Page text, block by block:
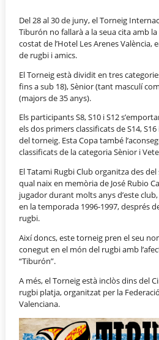
Del 28 al 30 de juny, el Torneig
Tiburón no fallarà a la seua cita amb
costat de l’Hotel Les Arenes València,
de rugbi i amics.
El Torneig està dividit en tres
fins asub 18), Sènior (tant masculí
(majors de 35 anys).
Els participantsS8,S10 iS12
els dos primers classificats deS14,S16
del torneig. Esta Copa també
classificats de la categoria Sènior i
El Tatami Rugbi Club organitza des
qual naix en memòria de José Rubio
jugador durant molts anys d’este
en la temporada 1996-1997, després
rugbi.
Així doncs, este torneig pren el seu
conegut en el món del rugbi amb
“Tiburón”.
A més, el Torneig està inclòs dins del
rugbi platja, organitzat per la
Valenciana.